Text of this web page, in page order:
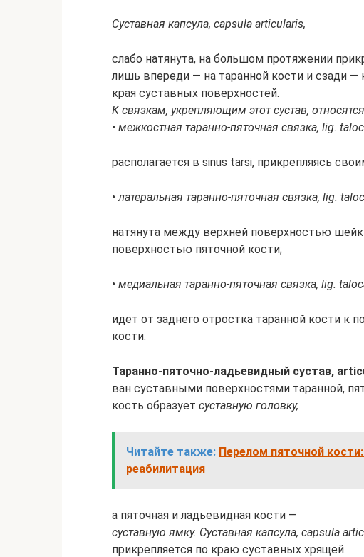
Сус­тав­ная кап­су­ла, capsula articularis,
сла­бо на­тя­ну­та, на боль­шом про­тя­же­нии
лишь впе­ре­ди — на та­ран­ной кос­ти и сза­ди —
края сус­тав­ных по­верх­но­стей.
К связ­кам, ук­ре­п­ляю­щим этот сус­тав,
• меж­ко­ст­ная та­ран­но-пя­точ­ная связ­ка, lig.
рас­по­ла­га­ет­ся в sinus tarsi, при­кре­п­ля­ясь
•ла­те­раль­ная та­ран­но-пя­точ­ная связ­ка, lig.
на­тя­ну­та ме­ж­ду верх­ней по­верх­но­стью
по­верх­но­стью пя­точ­ной кос­ти;
• ме­ди­аль­ная та­ран­но-пя­точ­ная связ­ка, lig.
идет от зад­не­го от­ро­ст­ка та­ран­ной кос­ти
кос­ти.
Та­ран­но-пя­точ­но-ладь­е­вид­ный сус­тав,
ван сус­тав­ны­ми по­верх­но­стя­ми та­ран­ной,
кость об­ра­зу­ет сус­тав­ную го­лов­ку,
Читайте также: Перелом пяточной
реабилитация
а пя­точ­ная и ладь­е­вид­ная кос­ти —
сус­тав­ную ям­ку. Сус­тав­ная кап­су­ла, capsula
при­кре­п­ля­ет­ся по краю сус­тав­ных хря­щей.